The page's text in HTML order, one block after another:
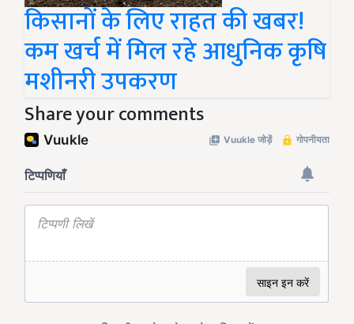
किसानों के लिए राहत की खबर!
कम खर्च में मिल रहे आधुनिक कृषि
मशीनरी उपकरण
Share your comments